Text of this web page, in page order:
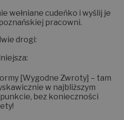
wełniane cudeńko i wyślij je
pracowni.
drogi:
[Wygodne Zwroty] – tam
w najbliższym
bez konieczności